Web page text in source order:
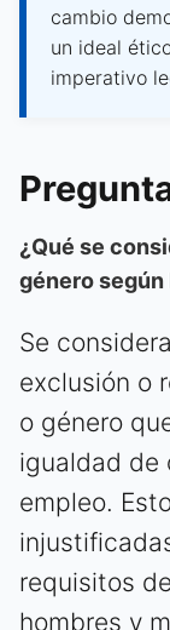
cambio
un ideal
imperativo
¿Qué se
género
Se
exclusión o
o género
igualdad de
empleo.
requisitos
hombres y